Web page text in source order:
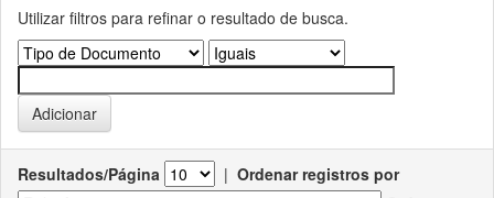
Utilizar filtros para refinar o resultado de busca.
Resultados/Página | Ordenar registros por